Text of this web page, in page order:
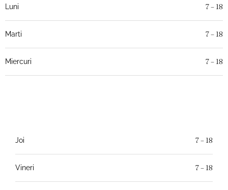
Luni 7 – 18
Marti 7 – 18
Miercuri 7 – 18
Joi 7 – 18
Vineri 7 – 18